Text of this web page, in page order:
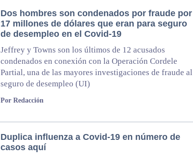
Dos hombres son condenados por fraude por
17 millones de dólares que eran para seguro
de desempleo en el Covid-19
Jeffrey y Towns son los últimos de 12 acusados
condenados en conexión con la Operación Cordele
Partial, una de las mayores investigaciones de fraude al
seguro de desempleo (UI)
Por Redacción
Duplica influenza a Covid-19 en número de
casos aquí